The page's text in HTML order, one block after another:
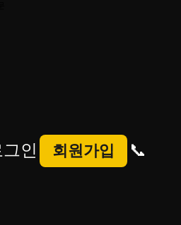
그인 회원가입
📞